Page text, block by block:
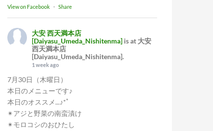
View on Facebook · Share
大安 西天満本店
[Daiyasu_Umeda_Nishitenma] is at 大安
西天満本店
[Daiyasu_Umeda_Nishitenma].
1 week ago
7月30日（木曜日）
本日のメニューです♪
本日のオススメ...♪*ﾟ
✴︎アジと野菜の南蛮漬け
✴︎モロコシのおひたし